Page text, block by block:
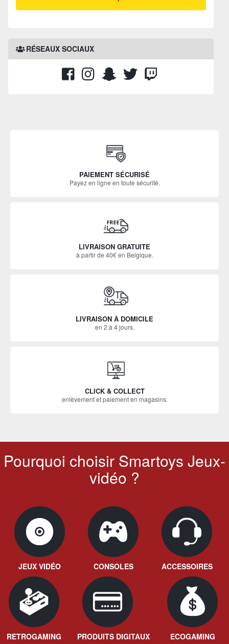
RÉSEAUX SOCIAUX
PAIEMENT SÉCURISÉ
Payez en ligne en toute sécurité.
LIVRAISON GRATUITE
à partir de 40€ en Belgique.
LIVRAISON À DOMICILE
en 2 à 4 jours.
CLICK & COLLECT
enlèvement et paiement en magasins.
Pourquoi choisir Smartoys Jeux-
vidéo ?
JEUX VIDÉO CONSOLES ACCESSOIRES
RETROGAMING PRODUITS DIGITAUX ECOGAMING